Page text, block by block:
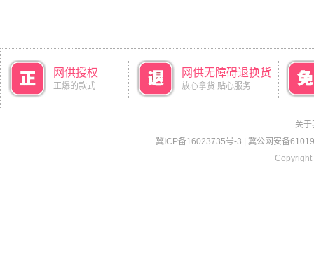
网供授权
正爆的款式
网供无障碍退换货
放心拿货 贴心服务
关于
冀ICP备16023735号-3
冀公网安备